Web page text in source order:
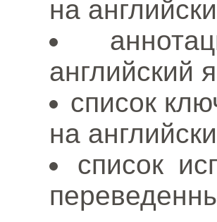
на
английский
список
на
список